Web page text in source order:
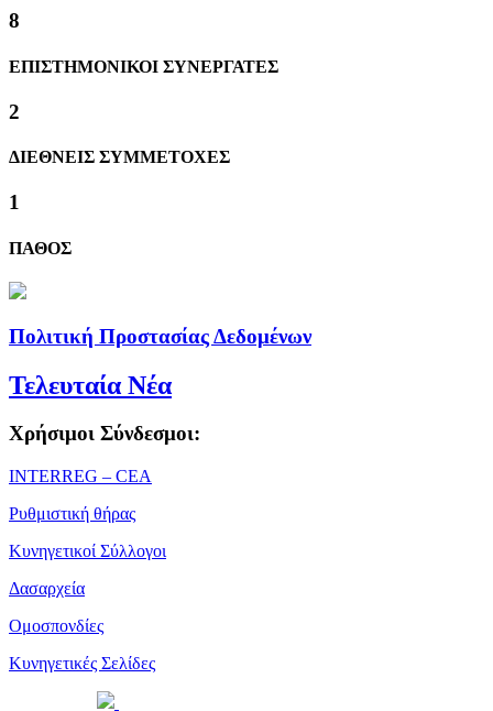
8
ΕΠΙΣΤΗΜΟΝΙΚΟΙ ΣΥΝΕΡΓΑΤΕΣ
2
ΔΙΕΘΝΕΙΣ ΣΥΜΜΕΤΟΧΕΣ
1
ΠΑΘΟΣ
Πολιτική Προστασίας Δεδομένων
Τελευταία Νέα
Χρήσιμοι Σύνδεσμοι:
ΙΝΤΕRREG – CEA
Ρυθμιστική θήρας
Κυνηγετικοί Σύλλογοι
Δασαρχεία
Ομοσπονδίες
Κυνηγετικές Σελίδες